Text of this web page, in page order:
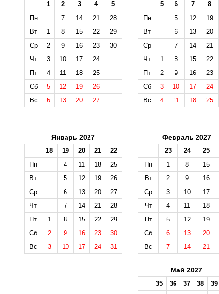
1 2 3 4
5
Пн
7 14 21
28
Вт
1 8 15 22
29
Ср
2 9 16 23
30
Чт
3 10 17
24
Пт
4 11 18
25
Сб
5 12 19
26
Вс
6 13 20 27
5 6 7
8
Пн
5 12
19
Вт
6 13
20
Ср
7 14
21
Чт
1 8 15
22
Пт
2 9 16
23
Сб
3 10 17
24
Вс
4 11 18 25
Январь 2027
18 19 20 21
22
Пн
4 11 18
25
Вт
5 12 19
26
Ср
6 13 20
27
Чт
7 14 21
28
Пт
1 8 15 22
29
Сб
2 9 16 23
30
Вс
3 10 17 24 31
Февраль 2027
23 24
25
Пн
1 8
15
Вт
2 9
16
Ср
3 10
17
Чт
4 11
18
Пт
5 12
19
Сб
6 13
20
Вс
7 14 21
Май 2027
35 36 37 38
39